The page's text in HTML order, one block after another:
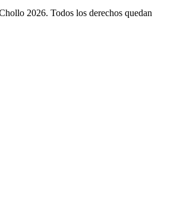
2026. Todos los derechos quedan